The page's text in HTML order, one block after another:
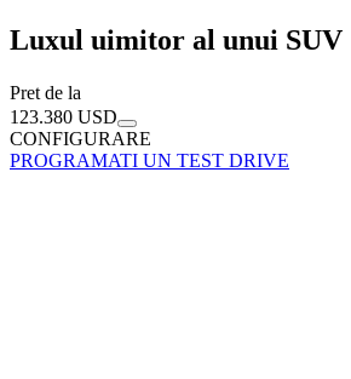
Luxul uimitor al unui SUV
Pret de la ㅤ
123.380 USD
CONFIGURARE
PROGRAMATI UN TEST DRIVE